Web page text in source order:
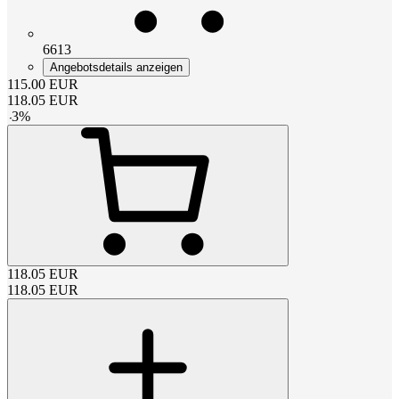
6613
Angebotsdetails anzeigen
115.00 EUR
118.05 EUR
-3%
118.05 EUR
118.05 EUR